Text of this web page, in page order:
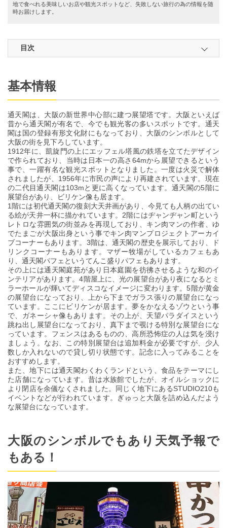
地で食べれる美味しいお店や観光スポットなど、失敗しない旅行の為の情報を随
時お届けします。
目次
基本情報
通天閣は、大阪の新世界中心部に建つ展望塔です。大阪といえば
昔から通天閣が有名で、今でも観光客の多いスポットです。通天
閣は国の登録有形文化財にもなっており、大阪のシンボルとして
大阪の街を見下ろしています。
1912年に、凱旋門の上にエッフェル塔風の鉄塔を立てたデザイン
で作られており、当時は日本一の高さ64mから展望できるという
事で、一躍有名な観光スポットとなりました。一度は火災で解体
されましたが、1956年に市民の声により再建されています。現在
の二代目通天閣は103mと更に高くなっています。通天閣の5階に
展望台があり、ビリケン像も居ます。
1階には初代通天閣の復刻大天井画があり、今見ても人柄の出てい
る絵が天井一杯に描かれています。2階にはヂャンヂャン町という
レトロな雰囲気の街並みを再現しており、キン肉マンの作者、ゆ
でたまごが大阪出身という事でキン肉マンプロジェクトアーカイ
ブコーナーもあります。3階は、通天閣の歴史を展示しており、ド
リンクコーナーもあります。マザー牧場がしているカフェもあ
り、通天閣パフェというてんこ盛りパフェもあります。
その上には通天閣庭苑があり日本庭園を彷彿させるような和のイ
ンテリアがあります。4階屋上に、光の展望台があり夜になるとミ
ラーホールが輝いてディスコなイメージに変わります。5階が黄金
の展望台になっており、上から下までガラス張りの展望台になっ
ています。ここにビリケンが居ます。夢をかなえるゾウという事
で、ガネーシャ像もあります。その上が、天望パラダイスという
跳ね出し展望台になっており、真下まで覗ける特別な展望台にな
っています。フェンスはあるものの、高所恐怖症の人は気を浸け
ましょう。なお、この特別展望台は追加料金が必要ですが、少人
数しか入れないので貸し切り状態です。記念に入ってみることを
おすすめします。
また、地下には通天閣わくわくランドという、食品をテーマにし
た店舗になっています。昔は水族館でしたが、オイルショックに
より閉店を余儀なくされました。同じく地下にあるSTUDIO210も
イベントなどが行われています。ぎゅっと大阪を詰め込んだよう
な展望台になっています。
大阪のシンボルでもあり天気予報で
もある！